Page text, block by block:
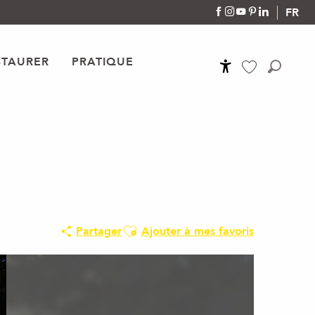
FR
PRATIQUE
PartagerAjouter aux favoris
Ajouter à mes favoris